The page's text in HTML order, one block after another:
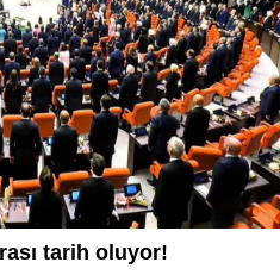
tarih oluyor!